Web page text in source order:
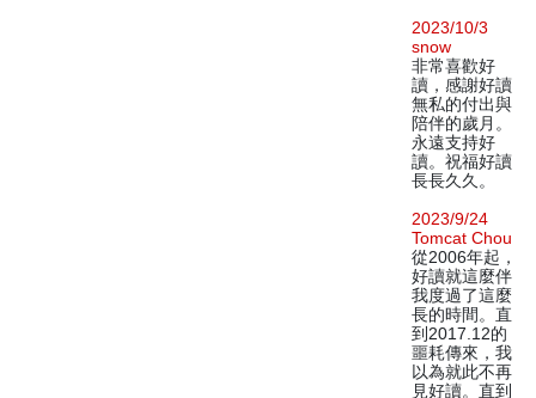
2023/10/3
snow
非常喜歡好
讀，感謝好讀
無私的付出與
陪伴的歲月。
永遠支持好
讀。祝福好讀
長長久久。
2023/9/24
Tomcat Chou
從2006年起，
好讀就這麼伴
我度過了這麼
長的時間。直
到2017.12的
噩耗傳來，我
以為就此不再
見好讀。直到